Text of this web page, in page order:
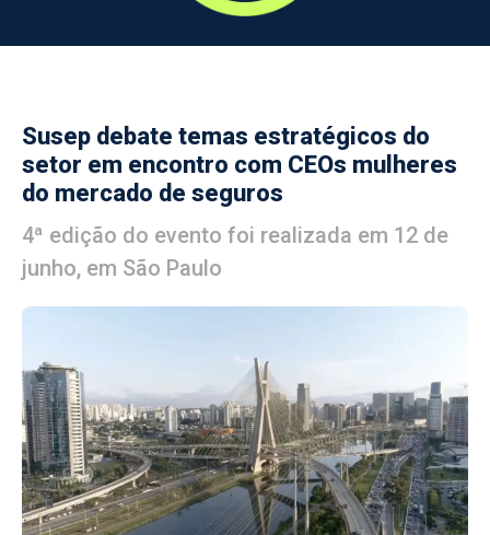
Susep debate temas estratégicos do
setor em encontro com CEOs mulheres
do mercado de seguros
4ª edição do evento foi realizada em 12 de
junho, em São Paulo